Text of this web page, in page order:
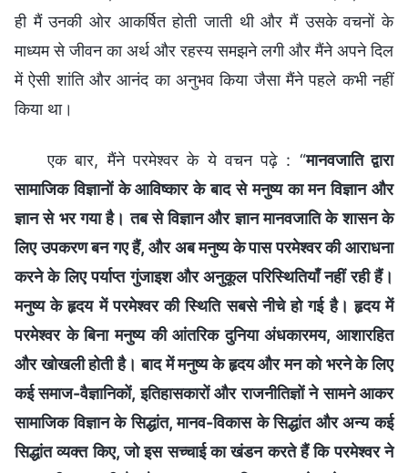
ही मैं उनकी ओर आकर्षित होती जाती थी और मैं उसके वचनों के
माध्यम से जीवन का अर्थ और रहस्य समझने लगी और मैंने अपने दिल
में ऐसी शांति और आनंद का अनुभव किया जैसा मैंने पहले कभी नहीं
किया था।
एक बार, मैंने परमेश्वर के ये वचन पढ़े : “मानवजाति द्वारा
सामाजिक विज्ञानों के आविष्कार के बाद से मनुष्य का मन विज्ञान और
ज्ञान से भर गया है। तब से विज्ञान और ज्ञान मानवजाति के शासन के
लिए उपकरण बन गए हैं, और अब मनुष्य के पास परमेश्वर की आराधना
करने के लिए पर्याप्त गुंजाइश और अनुकूल परिस्थितियाँ नहीं रही हैं।
मनुष्य के हृदय में परमेश्वर की स्थिति सबसे नीचे हो गई है। हृदय में
परमेश्वर के बिना मनुष्य की आंतरिक दुनिया अंधकारमय, आशारहित
और खोखली होती है। बाद में मनुष्य के हृदय और मन को भरने के लिए
कई समाज-वैज्ञानिकों, इतिहासकारों और राजनीतिज्ञों ने सामने आकर
सामाजिक विज्ञान के सिद्धांत, मानव-विकास के सिद्धांत और अन्य कई
सिद्धांत व्यक्त किए, जो इस सच्चाई का खंडन करते हैं कि परमेश्वर ने